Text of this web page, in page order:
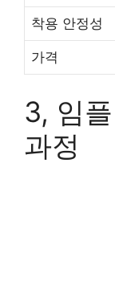
착용 안정성
가격
3, 임
과정